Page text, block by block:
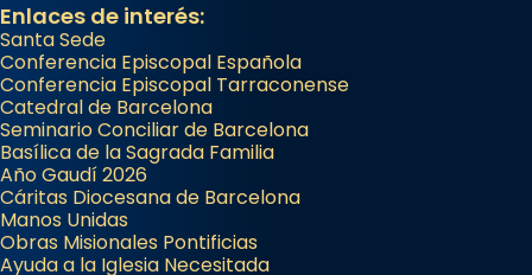
Enlaces de interés:
Santa Sede
Conferencia Episcopal Española
Conferencia Episcopal Tarraconense
Catedral de Barcelona
Seminario Conciliar de Barcelona
Basílica de la Sagrada Familia
Año Gaudí 2026
Cáritas Diocesana de Barcelona
Manos Unidas
Obras Misionales Pontificias
Ayuda a la Iglesia Necesitada